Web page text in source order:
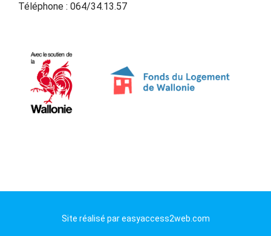
Téléphone : 064/34.13.57
Site réalisé pareasyaccess2web.com